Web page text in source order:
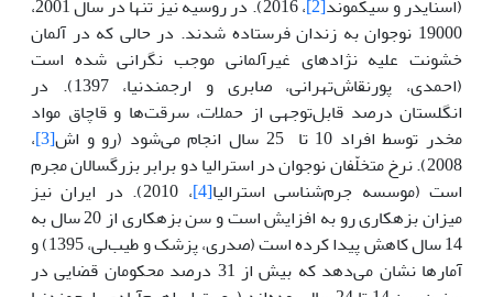
19000 نوجوان به زندان فرستاده شدند. در حالی که در آلمان
خشونت علیه نژادهای غیرآلمانی موجب نگرانی شده است
(احمدی، پورنقاش‌تهرانی، صابری و ارجمندنیا، 1397). در‌
انگلستان ‌درصد ‌قابل‌توجهی ‌از ‌حملات، ‌سرقت‌‌‌ها‌ و‌ قاچاق‌ مواد‌
مخدر‌ توسط افراد 10 تا 25 سال انجام می‌شود (رو و اش
[3] ،
2008). نرخ ‌متخلّفان ‌نوجوان ‌در استرالیا دو برابر بزرگسالان مجرم
است (موسسه جرم‌شناسی استرالیا[4]
، 2010). در ایران نیز
میزان بزهکاری رو به افزایش است و سن بزهکاری از 20 سال به
14 سال کاهش پیدا کرده است (صدری، پزشک و طیب‌لی، 1395) و
آمارها نشان می‌دهد که بیش از 31 درصد محکومان قضایی در